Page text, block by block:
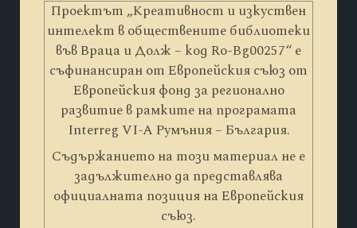
Проектът „Креативност и изкуствен
интелект в обществените библиотеки
във Враца и Долж – код Ro-Bg00257“ е
съфинансиран от Европейския съюз от
Европейския фонд за регионално
развитие в рамките на програмата
Interreg VI-A Румъния – България.
Съдържанието на този материал не е
задължително да представлява
официалната позиция на Европейския
съюз.